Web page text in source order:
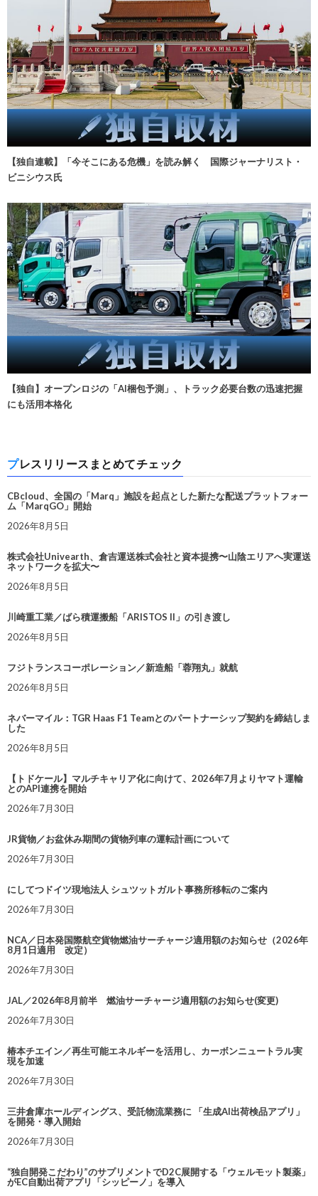
【独自連載】「今そこにある危機」を読み解く 国際ジャーナリスト・
ビニシウス氏
【独自】オープンロジの「AI梱包予測」、トラック必要台数の迅速把握
にも活用本格化
プレスリリースまとめてチェック
CBcloud、全国の「Marq」施設を起点とした新たな配送プラットフォー
ム「MarqGO」開始
2026年8月5日
株式会社Univearth、倉吉運送株式会社と資本提携〜山陰エリアへ実運送
ネットワークを拡大〜
2026年8月5日
川崎重工業／ばら積運搬船「ARISTOS II」の引き渡し
2026年8月5日
フジトランスコーポレーション／新造船「蓉翔丸」就航
2026年8月5日
ネバーマイル：TGR Haas F1 Teamとのパートナーシップ契約を締結しま
した
2026年8月5日
【トドケール】マルチキャリア化に向けて、2026年7月よりヤマト運輸
とのAPI連携を開始
2026年7月30日
JR貨物／お盆休み期間の貨物列車の運転計画について
2026年7月30日
にしてつドイツ現地法人 シュツットガルト事務所移転のご案内
2026年7月30日
NCA／日本発国際航空貨物燃油サーチャージ適用額のお知らせ（2026年
8月1日適用 改定）
2026年7月30日
JAL／2026年8月前半 燃油サーチャージ適用額のお知らせ(変更)
2026年7月30日
椿本チエイン／再生可能エネルギーを活用し、カーボンニュートラル実
現を加速
2026年7月30日
三井倉庫ホールディングス、受託物流業務に 「生成AI出荷検品アプリ」
を開発・導入開始
2026年7月30日
“独自開発こだわり”のサプリメントでD2C展開する「ウェルモット製薬」
がEC自動出荷アプリ「シッピーノ」を導入